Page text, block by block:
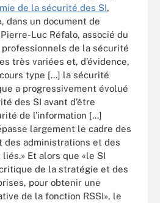
de la sécurité des SI,
dans un document de
Luc Réfalo, associé du
professionnels de la sécurité
très variées et, d’évidence,
type [...] la sécurité
a progressivement évolué
des SI avant d’être
de l’information [...]
largement le cadre des
des administrations et des
Et alors que «le SI
de la stratégie et des
pour obtenir une
de la fonction RSSI», le